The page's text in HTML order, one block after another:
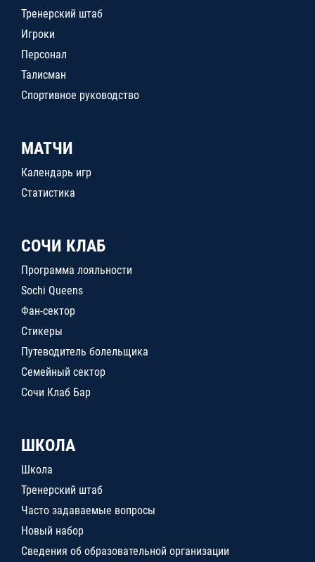
Тренерский штаб
Игроки
Персонал
Талисман
Спортивное руководство
МАТЧИ
Календарь игр
Статистика
СОЧИ КЛАБ
Программа лояльности
Sochi Queens
Фан-сектор
Стикеры
Путеводитель болельщика
Семейный сектор
Сочи Клаб Бар
ШКОЛА
Школа
Тренерский штаб
Часто задаваемые вопросы
Новый набор
Сведения об образовательной организации